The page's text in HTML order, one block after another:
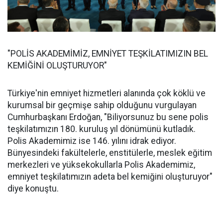
"POLİS AKADEMİMİZ, EMNİYET TEŞKİLATIMIZIN BEL
KEMİĞİNİ OLUŞTURUYOR"
Türkiye'nin emniyet hizmetleri alanında çok köklü ve
kurumsal bir geçmişe sahip olduğunu vurgulayan
Cumhurbaşkanı Erdoğan, "Biliyorsunuz bu sene polis
teşkilatımızın 180. kuruluş yıl dönümünü kutladık.
Polis Akademimiz ise 146. yılını idrak ediyor.
Bünyesindeki fakültelerle, enstitülerle, meslek eğitim
merkezleri ve yüksekokullarla Polis Akademimiz,
emniyet teşkilatımızın adeta bel kemiğini oluşturuyor"
diye konuştu.